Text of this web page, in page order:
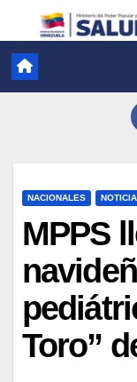
NACIONALES
MPPS
Toro”